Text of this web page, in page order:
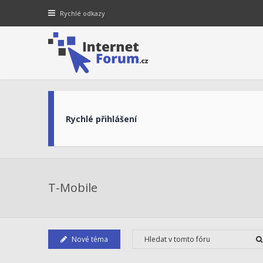
Rychlé odkazy
Rychlé přihlášení
T-Mobile
Nové téma